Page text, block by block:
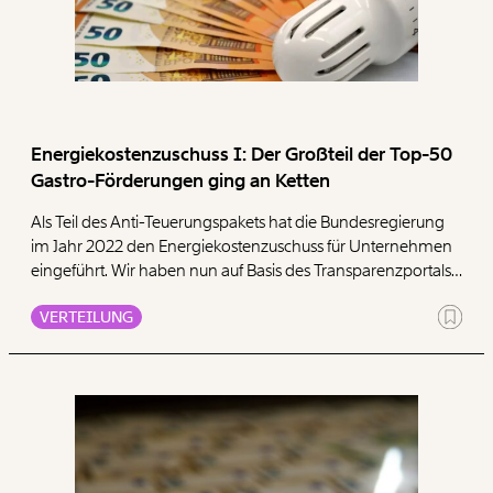
Energiekostenzuschuss I: Der Großteil der Top-50
Gastro-Förderungen ging an Ketten
Als Teil des Anti-Teuerungspakets hat die Bundesregierung
im Jahr 2022 den Energiekostenzuschuss für Unternehmen
eingeführt. Wir haben nun auf Basis des Transparenzportals
Energiekostenzuschuss I ausgewertet. Die Analyse zeigt: Mit
Gastrobereich an McDonalds-Franchisenehmer:innen. Die
Supermarktketten Lidl, Penny, Interspar, Billa, MPREIS und
Sutterlüty erhielten zusammen rund 5,9 Millionen Euro.
VERTEILUNG